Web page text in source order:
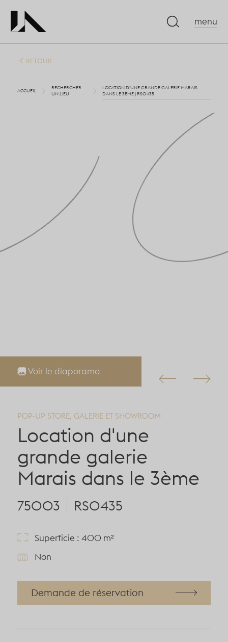
menu
Voir le diaporama
RETOUR
ACCUEIL
RECHERCHER
UN LIEU
LOCATION D'UNE GRANDE GALERIE MARAIS
DANS LE 3ÈME | RS0435
POP-UP STORE, GALERIE ET SHOWROOM
Location d'une
grande galerie
Marais dans le 3ème
75003 RS0435
Superficie : 400 m²
Non
Demande de réservation